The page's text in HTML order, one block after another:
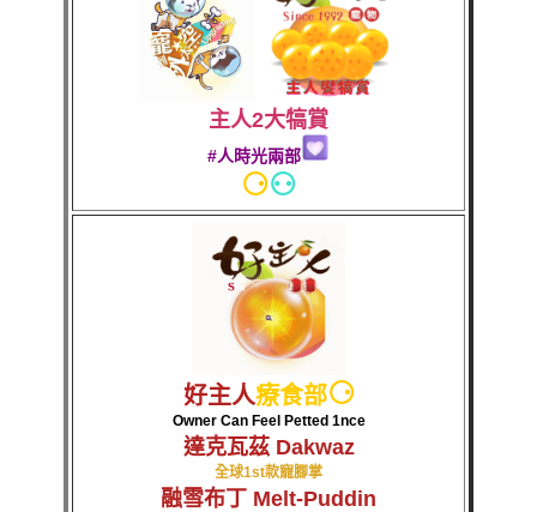
主人2大犒賞
#人時光兩部
⚆⚇
好主人療食部⚆
Owner Can Feel Petted 1nce
達克瓦茲 Dakwaz
全球1st款寵腳掌
融雪布丁 Melt-Puddin